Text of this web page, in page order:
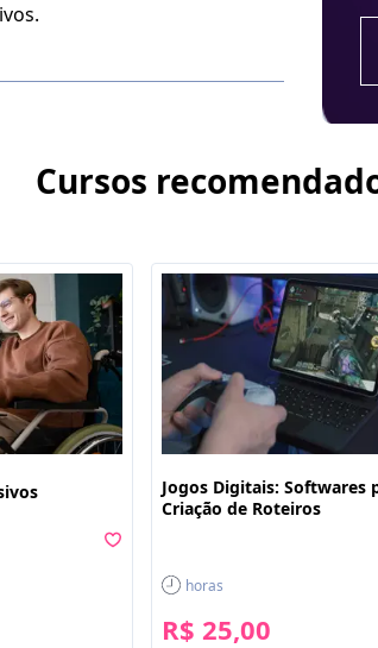
Cursos
Jogos Digitais: Softwares
Criação de Roteiros
horas
R$ 25,00